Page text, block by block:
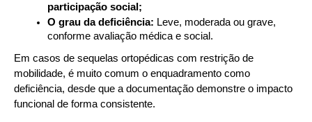
participação social;
O grau da deficiência: Leve, moderada ou grave,
conforme avaliação médica e social.
Em casos de sequelas ortopédicas com restrição de
mobilidade, é muito comum o enquadramento como
deficiência, desde que a documentação demonstre o impacto
funcional de forma consistente.